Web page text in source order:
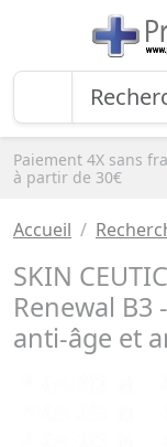
Paiement 4X sans
à partir de 30€
Accueil
SKIN
Renewal
anti-âge et